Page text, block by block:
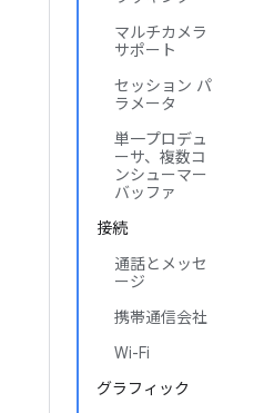
マルチカメラ
サポート
セッション パ
ラメータ
単一プロデュ
ーサ、複数コ
ンシューマー
バッファ
接続
通話とメッセ
ージ
携帯通信会社
Wi-Fi
グラフィック